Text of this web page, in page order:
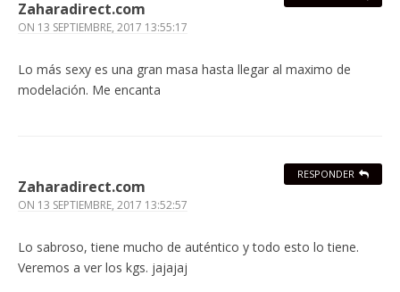
Zaharadirect.com
ON 13 SEPTIEMBRE, 2017 13:55:17
Lo más sexy es una gran masa hasta llegar al maximo de
modelación. Me encanta
Zaharadirect.com
ON 13 SEPTIEMBRE, 2017 13:52:57
Lo sabroso, tiene mucho de auténtico y todo esto lo tiene.
Veremos a ver los kgs. jajajaj
RESPONDER